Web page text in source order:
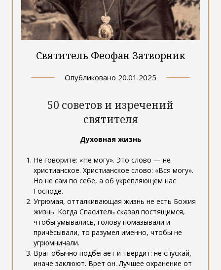
Святитель Феофан Затворник
Опубликовано 20.01.2025
50 советов и изречений
святителя
Духовная жизнь
Не говорите: «Не могу». Это слово — не
христианское. Христианское слово: «Вся могу».
Но не сам по себе, а об укрепляющем нас
Господе.
Угрюмая, отталкивающая жизнь не есть Божия
жизнь. Когда Спаситель сказал постящимся,
чтобы умывались, голову помазывали и
причёсывали, то разумел именно, чтобы не
угрюмничали.
Враг обычно подбегает и твердит: не спускай,
иначе заклюют. Врет он. Лучшее охранение от